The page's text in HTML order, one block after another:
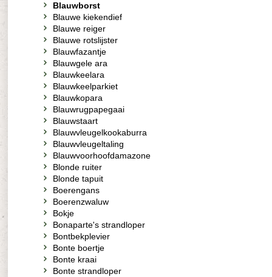
Blauwborst
Blauwe kiekendief
Blauwe reiger
Blauwe rotslijster
Blauwfazantje
Blauwgele ara
Blauwkeelara
Blauwkeelparkiet
Blauwkopara
Blauwrugpapegaai
Blauwstaart
Blauwvleugelkookaburra
Blauwvleugeltaling
Blauwvoorhoofdamazone
Blonde ruiter
Blonde tapuit
Boerengans
Boerenzwaluw
Bokje
Bonaparte's strandloper
Bontbekplevier
Bonte boertje
Bonte kraai
Bonte strandloper